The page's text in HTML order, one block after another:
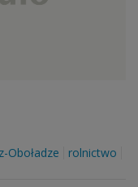
Oboładze
rolnictwo